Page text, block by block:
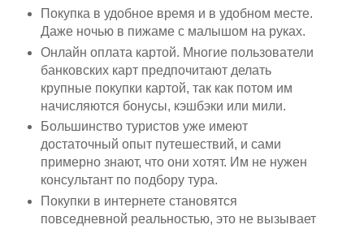
Покупка в удобное время и в удобном месте.
Даже ночью в пижаме с малышом на руках.
Онлайн оплата картой. Многие пользователи
банковских карт предпочитают делать
крупные покупки картой, так как потом им
начисляются бонусы, кэшбэки или мили.
Большинство туристов уже имеют
достаточный опыт путешествий, и сами
примерно знают, что они хотят. Им не нужен
консультант по подбору тура.
Покупки в интернете становятся
повседневной реальностью, это не вызывает